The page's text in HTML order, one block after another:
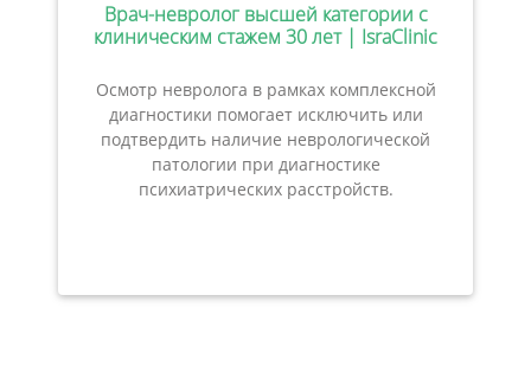
Врач-невролог высшей категории с
клиническим стажем 30 лет | IsraClinic
Осмотр невролога в рамках комплексной
диагностики помогает исключить или
подтвердить наличие неврологической
патологии при диагностике
психиатрических расстройств.